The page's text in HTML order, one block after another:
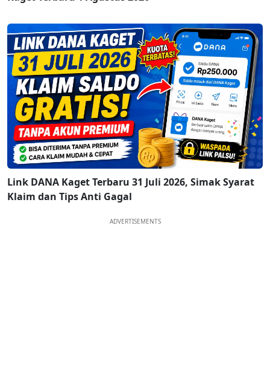
Link DANA Kaget Terbaru 31 Juli 2026, Simak Syarat
Klaim dan Tips Anti Gagal
ADVERTISEMENTS